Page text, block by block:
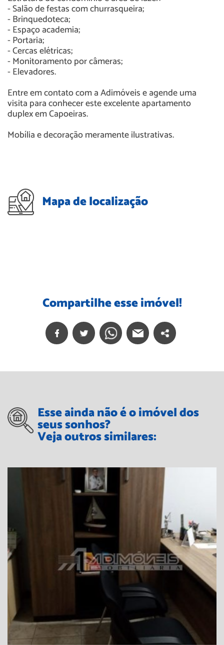
- Salão de festas com churrasqueira;
- Brinquedoteca;
- Espaço academia;
- Portaria;
- Cercas elétricas;
- Monitoramento por câmeras;
- Elevadores.
Entre em contato com a Adimóveis e agende uma
visita para conhecer este excelente apartamento
duplex em Capoeiras.
Mobília e decoração meramente ilustrativas.
Mapa de localização
Compartilhe esse imóvel!
Esse ainda não é o imóvel dos
seus sonhos?
Veja outros similares: